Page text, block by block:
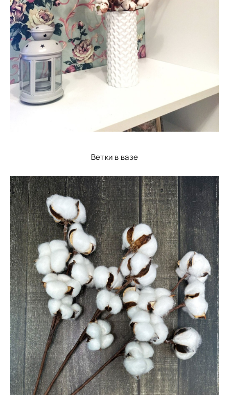
Ветки в вазе